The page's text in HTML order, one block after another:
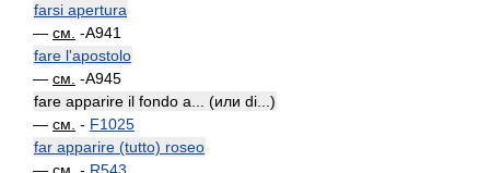
farsi apertura
— см. -A941
fare l'apostolo
— см. -A945
fare apparire il fondo a... (или di...)
— см. - F1025
far apparire (tutto) roseo